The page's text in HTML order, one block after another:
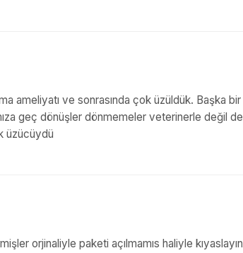
ameliyatı ve sonrasında çok üzüldük. Başka bir
geç dönüşler dönmemeler veterinerle değil de
üzücüydü
orjinaliyle paketi açılmamıs haliyle